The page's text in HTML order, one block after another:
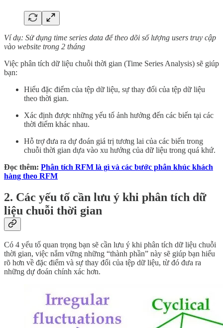
Ví dụ: Sử dụng time series data để theo dõi số lượng users truy cập
vào website trong 2 tháng
Việc phân tích dữ liệu chuỗi thời gian (Time Series Analysis) sẽ giúp
bạn:
Hiểu đặc điểm của tệp dữ liệu, sự thay đổi của tệp dữ liệu
theo thời gian.
Xác định được những yếu tố ảnh hưởng đến các biến tại các
thời điểm khác nhau.
Hỗ trợ đưa ra dự đoán giá trị tương lai của các biến trong
chuỗi thời gian dựa vào xu hướng của dữ liệu trong quá khứ.
Đọc thêm: Phân tích RFM là gì và các bước phân khúc khách
hàng theo RFM
2. Các yếu tố cần lưu ý khi phân tích dữ
liệu chuỗi thời gian
Có 4 yếu tố quan trọng bạn sẽ cần lưu ý khi phân tích dữ liệu chuỗi
thời gian, việc nắm vững những “thành phần” này sẽ giúp bạn hiểu
rõ hơn về đặc điểm và sự thay đổi của tệp dữ liệu, từ đó đưa ra
những dự đoán chính xác hơn.